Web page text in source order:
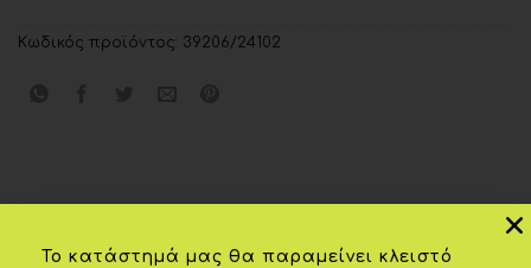
Κωδικός προϊόντος: 39206/24102
Επιπλέον πληροφορίες
Το κατάστημά μας θα παραμείνει κλειστό